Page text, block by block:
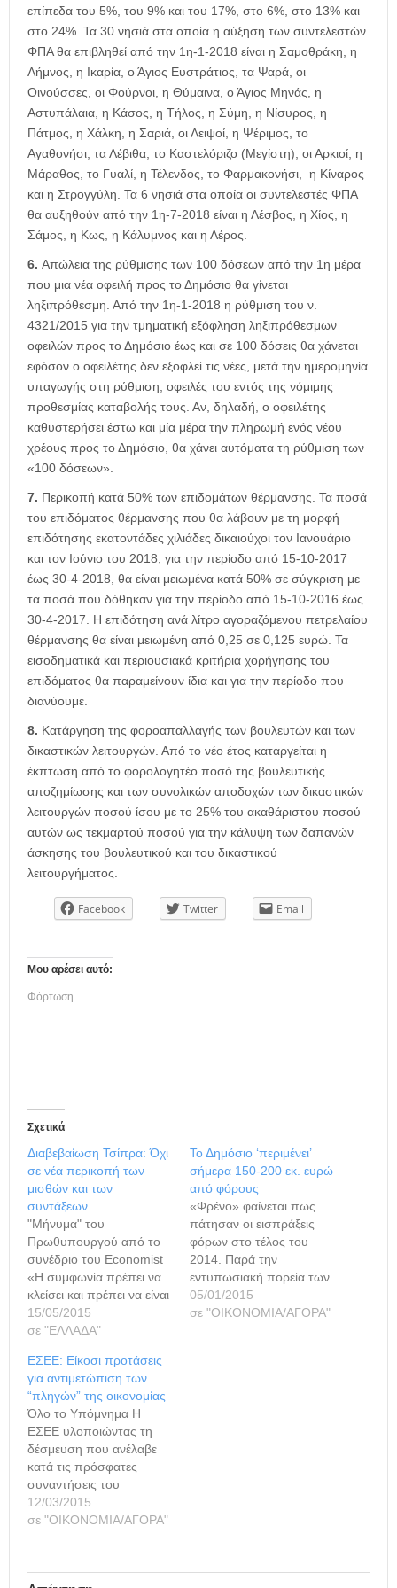
επίπεδα του 5%, του 9% και του 17%, στο 6%, στο 13% και
στο 24%. Τα 30 νησιά στα οποία η αύξηση των συντελεστών
ΦΠΑ θα επιβληθεί από την 1η-1-2018 είναι η Σαμοθράκη, η
Λήμνος, η Ικαρία, ο Άγιος Ευστράτιος, τα Ψαρά, οι
Οινούσσες, οι Φούρνοι, η Θύμαινα, ο Άγιος Μηνάς, η
Αστυπάλαια, η Κάσος, η Τήλος, η Σύμη, η Νίσυρος, η
Πάτμος, η Χάλκη, η Σαριά, οι Λειψοί, η Ψέριμος, το
Αγαθονήσι, τα Λέβιθα, το Καστελόριζο (Μεγίστη), οι Αρκιοί, η
Μάραθος, το Γυαλί, η Τέλενδος, το Φαρμακονήσι, η Κίναρος
και η Στρογγύλη. Τα 6 νησιά στα οποία οι συντελεστές ΦΠΑ
θα αυξηθούν από την 1η-7-2018 είναι η Λέσβος, η Χίος, η
Σάμος, η Κως, η Κάλυμνος και η Λέρος.
6. Απώλεια της ρύθμισης των 100 δόσεων από την 1η μέρα
που μια νέα οφειλή προς το Δημόσιο θα γίνεται
ληξιπρόθεσμη. Από την 1η-1-2018 η ρύθμιση του ν.
4321/2015 για την τμηματική εξόφληση ληξιπρόθεσμων
οφειλών προς το Δημόσιο έως και σε 100 δόσεις θα χάνεται
εφόσον ο οφειλέτης δεν εξοφλεί τις νέες, μετά την ημερομηνία
υπαγωγής στη ρύθμιση, οφειλές του εντός της νόμιμης
προθεσμίας καταβολής τους. Αν, δηλαδή, ο οφειλέτης
καθυστερήσει έστω και μία μέρα την πληρωμή ενός νέου
χρέους προς το Δημόσιο, θα χάνει αυτόματα τη ρύθμιση των
«100 δόσεων».
7. Περικοπή κατά 50% των επιδομάτων θέρμανσης. Τα ποσά
του επιδόματος θέρμανσης που θα λάβουν με τη μορφή
επιδότησης εκατοντάδες χιλιάδες δικαιούχοι τον Ιανουάριο
και τον Ιούνιο του 2018, για την περίοδο από 15-10-2017
έως 30-4-2018, θα είναι μειωμένα κατά 50% σε σύγκριση με
τα ποσά που δόθηκαν για την περίοδο από 15-10-2016 έως
30-4-2017. Η επιδότηση ανά λίτρο αγοραζόμενου πετρελαίου
θέρμανσης θα είναι μειωμένη από 0,25 σε 0,125 ευρώ. Τα
εισοδηματικά και περιουσιακά κριτήρια χορήγησης του
επιδόματος θα παραμείνουν ίδια και για την περίοδο που
διανύουμε.
8. Κατάργηση της φοροαπαλλαγής των βουλευτών και των
δικαστικών λειτουργών. Από το νέο έτος καταργείται η
έκπτωση από το φορολογητέο ποσό της βουλευτικής
αποζημίωσης και των συνολικών αποδοχών των δικαστικών
λειτουργών ποσού ίσου με το 25% του ακαθάριστου ποσού
αυτών ως τεκμαρτού ποσού για την κάλυψη των δαπανών
άσκησης του βουλευτικού και του δικαστικού
λειτουργήματος.
Facebook Twitter Email
Μου αρέσει αυτό:
Φόρτωση...
Σχετικά
Διαβεβαίωση Τσίπρα: Όχι
σε νέα περικοπή των
μισθών και των
συντάξεων
"Μήνυμα" του
Πρωθυπουργού από το
συνέδριο του Economist
«Η συμφωνία πρέπει να
κλείσει και πρέπει να είναι
έντιμη και αμοιβαία
επωφελής», διαμήνυσε ο
Τσίπρας, μιλώντας από
το βήμα της
19ης Συζήτησης
Στρογγυλής Τραπέζης
του Economist με την
ελληνική κυβέρνηση. Στο
πλαίσιο αυτό κάλεσε
χαρακτηριστικά «την άλλη
πλευρά, μετά από πέντε
συνεχόμενα…
15/05/2015
σε "ΕΛΛΑΔΑ"
Το Δημόσιο ‘περιμένει’
σήμερα 150-200 εκ. ευρώ
από φόρους
«Φρένο» φαίνεται πως
πάτησαν οι εισπράξεις
φόρων στο τέλος του
2014. Παρά την
εντυπωσιακή πορεία των
εισπράξεων φόρων στο α’
εξάμηνο πέρυσι, η
05/01/2015
σε "ΟΙΚΟΝΟΜΙΑ/ΑΓΟΡΑ"
ΕΣΕΕ: Είκοσι προτάσεις
για αντιμετώπιση των
“πληγών” της οικονομίας
Όλο το Υπόμνημα Η
ΕΣΕΕ υλοποιώντας τη
δέσμευση που ανέλαβε
κατά τις πρόσφατες
συναντήσεις του
προέδρου Β. Κορκίδη με
τον υπουργό Οικονομίας,
και τον αναπληρωτή
12/03/2015
σε "ΟΙΚΟΝΟΜΙΑ/ΑΓΟΡΑ"